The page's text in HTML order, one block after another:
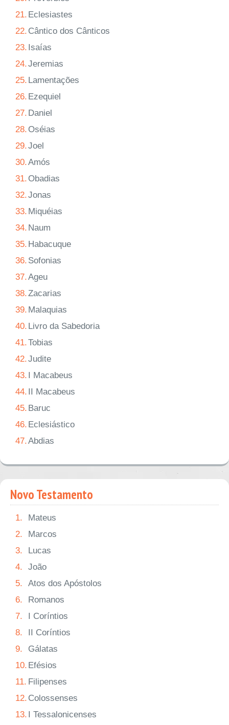
21. Eclesiastes
22. Cântico dos Cânticos
23. Isaías
24.Jeremias
25. Lamentações
26. Ezequiel
27. Daniel
28. Oséias
29.Joel
30.Amós
31. Obadias
32.Jonas
33. Miquéias
34. Naum
35. Habacuque
36. Sofonias
37.Ageu
38.Zacarias
39. Malaquias
40. Livro da Sabedoria
41.Tobias
42.Judite
43. I Macabeus
44. II Macabeus
45. Baruc
46. Eclesiástico
47.Abdias
Novo Testamento
1.
Mateus
2.
Marcos
3.
Lucas
4.
João
5.
Atos dos Apóstolos
6.
Romanos
7.
I Coríntios
8.
II Coríntios
9.
Gálatas
10. Efésios
11. Filipenses
12. Colossenses
13. I Tessalonicenses